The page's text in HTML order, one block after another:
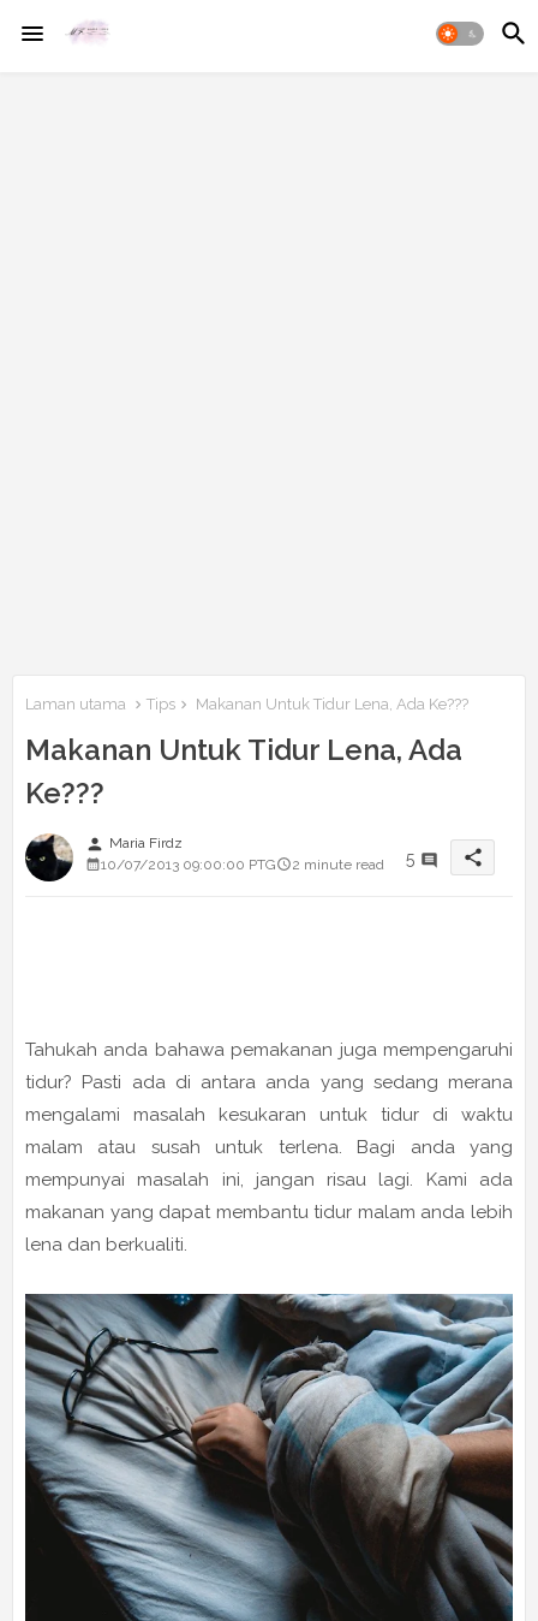
Laman utama Tips Makanan Untuk Tidur Lena, Ada Ke???
Makanan Untuk Tidur Lena, Ada
Ke???
person Maria Firdz
10/07/2013 09:00:00 PTG
2 minute read 5 share
Tahukah anda bahawa pemakanan juga mempengaruhi
tidur? Pasti ada di antara anda yang sedang merana
mengalami masalah kesukaran untuk tidur di waktu
malam atau susah untuk terlena. Bagi anda yang
mempunyai masalah ini, jangan risau lagi. Kami ada
makanan yang dapat membantu tidur malam anda lebih
lena dan berkualiti.